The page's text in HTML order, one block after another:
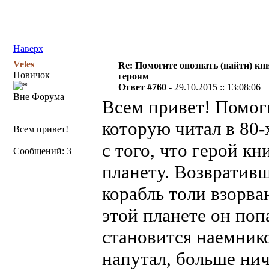
Наверх
Veles
Новичок
Вне Форума
Всем привет!
Сообщений: 3
Re: Помогите опознать (найти)
героям
Ответ #760 - 29.10.2015 :: 13:08:06
Всем привет!
которую читал в
с того, что герой
планету.
корабль толи
этой планете он
становится
напутал, больше